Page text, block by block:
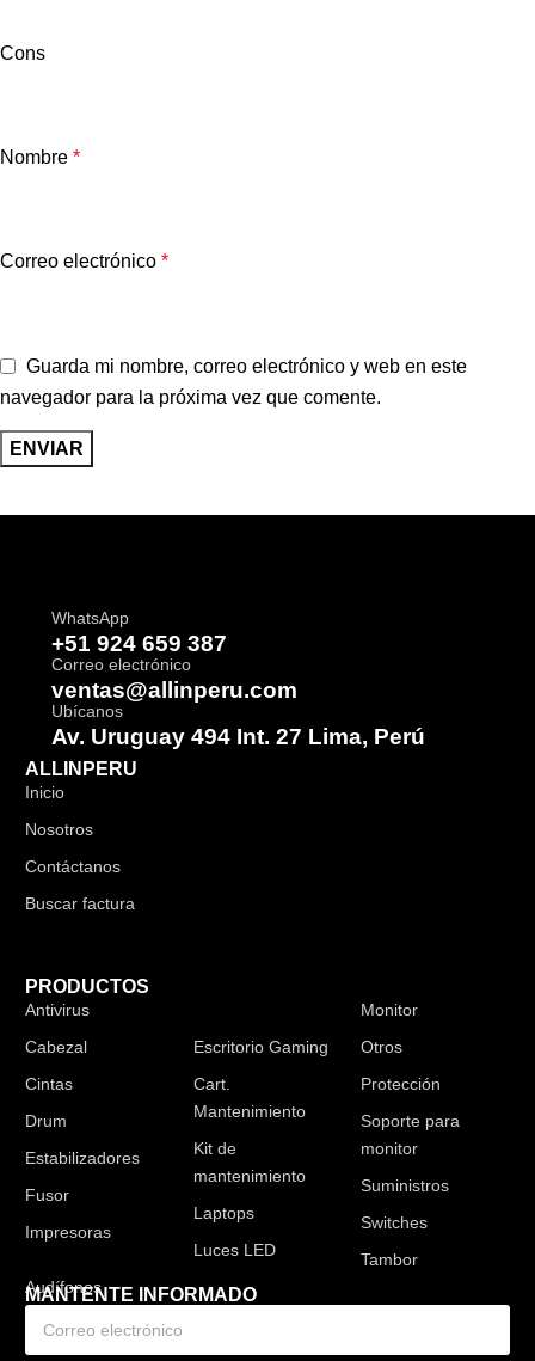
Cons
Nombre *
Correo electrónico *
Guarda mi nombre, correo electrónico y web en este
navegador para la próxima vez que comente.
WhatsApp
+51 924 659 387
Correo electrónico
ventas@allinperu.com
Ubícanos
Av. Uruguay 494 Int. 27 Lima, Perú
ALLINPERU
Inicio
Nosotros
Contáctanos
Buscar factura
PRODUCTOS
Antivirus
Cabezal
Cintas
Drum
Estabilizadores
Fusor
Impresoras
Escritorio Gaming
Cart.
Mantenimiento
Kit de
mantenimiento
Laptops
Luces LED
Monitor
Otros
Protección
Soporte para
monitor
Suministros
Switches
Tambor
MANTENTE INFORMADO